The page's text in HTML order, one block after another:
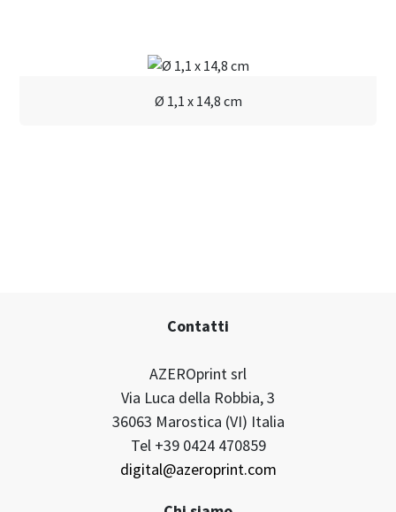
Ø 1,1 x 14,8 cm
Contatti
AZEROprint srl
Via Luca della Robbia, 3
36063 Marostica (VI) Italia
Tel +39 0424 470859
digital@azeroprint.com